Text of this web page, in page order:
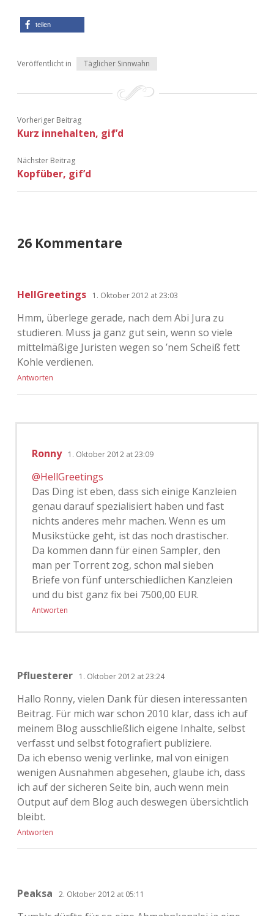
teilen
Veröffentlicht in Täglicher Sinnwahn
Vorheriger Beitrag
Kurz innehalten, gif’d
Nächster Beitrag
Kopfüber, gif’d
26 Kommentare
HellGreetings 1. Oktober 2012 at 23:03
Hmm, überlege gerade, nach dem Abi Jura zu
studieren. Muss ja ganz gut sein, wenn so viele
mittelmäßige Juristen wegen so ’nem Scheiß fett
Kohle verdienen.
Antworten
Ronny 1. Oktober 2012 at 23:09
@HellGreetings
Das Ding ist eben, dass sich einige Kanzleien
genau darauf spezialisiert haben und fast
nichts anderes mehr machen. Wenn es um
Musikstücke geht, ist das noch drastischer.
Da kommen dann für einen Sampler, den
man per Torrent zog, schon mal sieben
Briefe von fünf unterschiedlichen Kanzleien
und du bist ganz fix bei 7500,00 EUR.
Antworten
Pfluesterer 1. Oktober 2012 at 23:24
Hallo Ronny, vielen Dank für diesen interessanten
Beitrag. Für mich war schon 2010 klar, dass ich auf
meinem Blog ausschließlich eigene Inhalte, selbst
verfasst und selbst fotografiert publiziere.
Da ich ebenso wenig verlinke, mal von einigen
wenigen Ausnahmen abgesehen, glaube ich, dass
ich auf der sicheren Seite bin, auch wenn mein
Output auf dem Blog auch deswegen übersichtlich
bleibt.
Antworten
Peaksa 2. Oktober 2012 at 05:11